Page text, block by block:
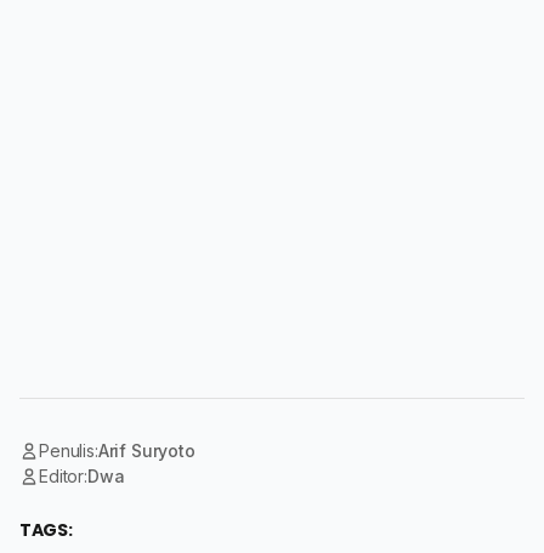
Penulis:Arif Suryoto
Editor:Dwa
TAGS: